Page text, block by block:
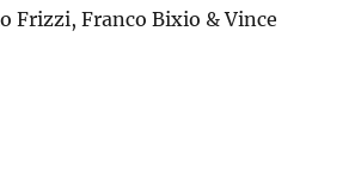
Frizzi, Franco Bixio & Vince